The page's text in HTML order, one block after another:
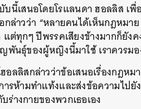
นี้เสนอโดยโรแลนดา ฮอลลิส เพื่
กล่าวว่า “หลายคนได้เห็นกฎหมาย
แต่ทุกๆปีพรรคเสียงข้างมากก็ยัง
ญพันธุ์ของผู้หญิงนี้มาใช้เราควรม
ลลิสกล่าวว่าข้อเสนอเรื่องกฎห
รห้ามทำแท้งและส่งข้อความไปยั
ร่างกายของพวกเธอเอง